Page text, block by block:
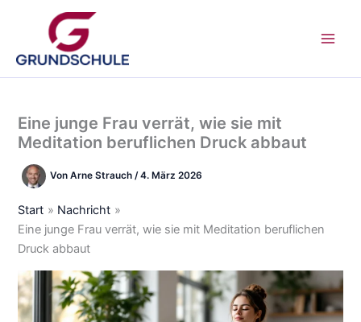
Eine junge Frau verrät, wie sie mit
Meditation beruflichen Druck abbaut
VonArne Strauch/4. März 2026
Start
Nachricht
Eine junge Frau verrät, wie sie mit Meditation beruflichen
Druck abbaut